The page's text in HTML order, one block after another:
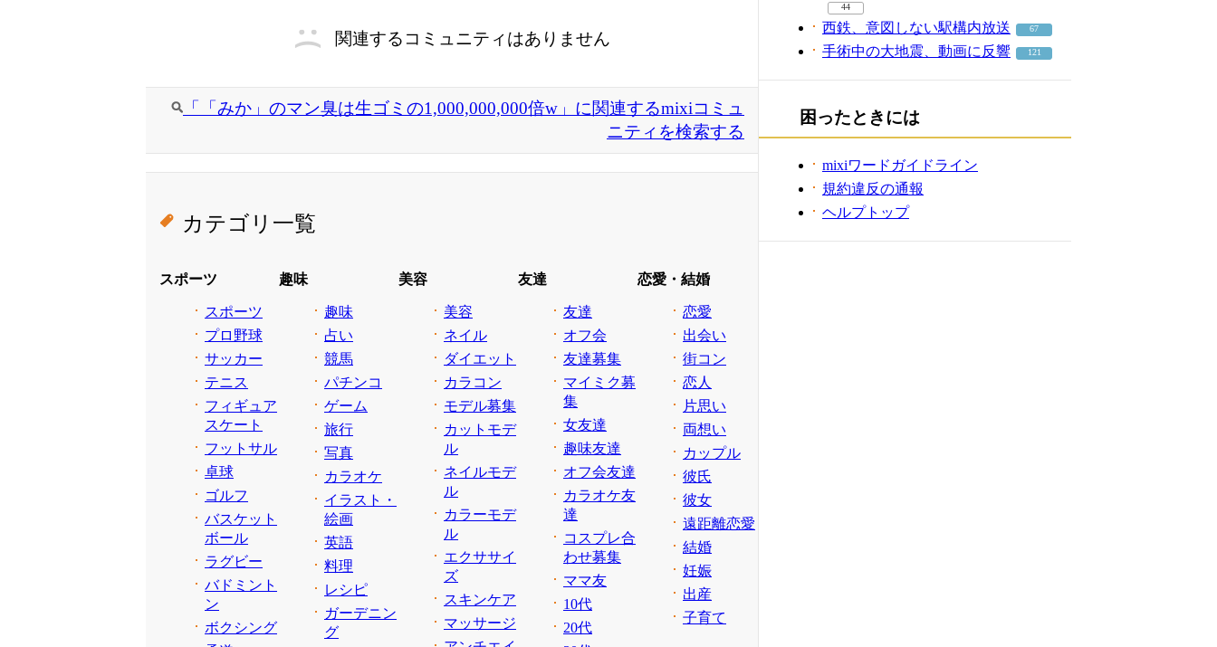
関連するコミュニティはありません
「「みか」のマン臭は生ゴミの1,000,000,000倍w」に関連するmixiコミュ
ニティを検索する
カテゴリ一覧
スポーツ
スポーツ
プロ野球
サッカー
テニス
フィギュア
スケート
フットサル
卓球
ゴルフ
バスケット
ボール
ラグビー
バドミント
ン
ボクシング
趣味
趣味
占い
競馬
パチンコ
ゲーム
旅行
写真
カラオケ
イラスト・
絵画
英語
料理
レシピ
ガーデニン
グ
美容
美容
ネイル
ダイエット
カラコン
モデル募集
カットモデ
ル
ネイルモデ
ル
カラーモデ
ル
エクササイ
ズ
スキンケア
マッサージ
友達
友達
オフ会
友達募集
マイミク募
集
女友達
趣味友達
オフ会友達
カラオケ友
達
コスプレ合
わせ募集
ママ友
10代
20代
恋愛・結婚
恋愛
出会い
街コン
恋人
片思い
両想い
カップル
彼氏
彼女
遠距離恋愛
結婚
妊娠
出産
子育て
44
西鉄、意図しない駅構内放送 67
手術中の大地震、動画に反響 121
困ったときには
mixiワードガイドライン
規約違反の通報
ヘルプトップ